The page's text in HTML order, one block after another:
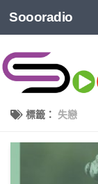
Soooradio
標籤： 失戀